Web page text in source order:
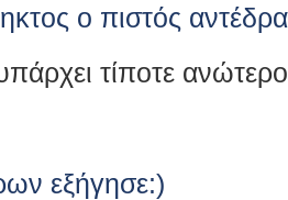
ο πιστός
τίποτε
εξήγησε:)